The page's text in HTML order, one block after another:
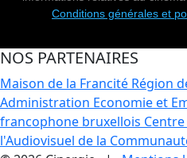
Conditions générales et
NOS PARTENAIRES
Maison de la Francité Région
Administration Economie et
francophone bruxellois
l'Audiovisuel de la